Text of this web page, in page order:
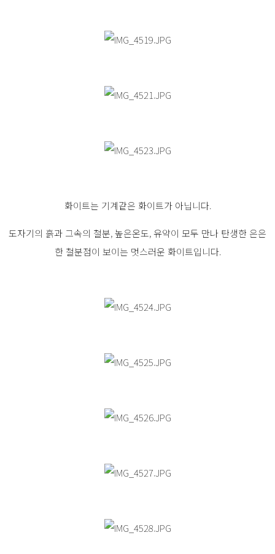
화이트는 기계같은 화이트가 아닙니다.
도자기의 흙과 그속의 철분, 높은온도, 유약이 모두 만나 탄생한 은은
한 철분점이 보이는 멋스러운 화이트입니다.